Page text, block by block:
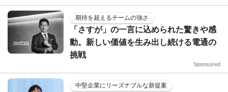
期待を超えるチームの強さ
「さすが」の一言に込められた驚きや感
動。新しい価値を生み出し続ける電通の
挑戦
Sponsored
中堅企業にリーズナブルな新提案